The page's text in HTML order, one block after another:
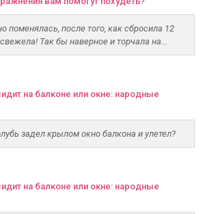
поменялась, после того, как сбросила 12
Так бы наверное и торчала на...
на балконе или окне: народные
задел крылом окно балкона и улетел?
на балконе или окне: народные